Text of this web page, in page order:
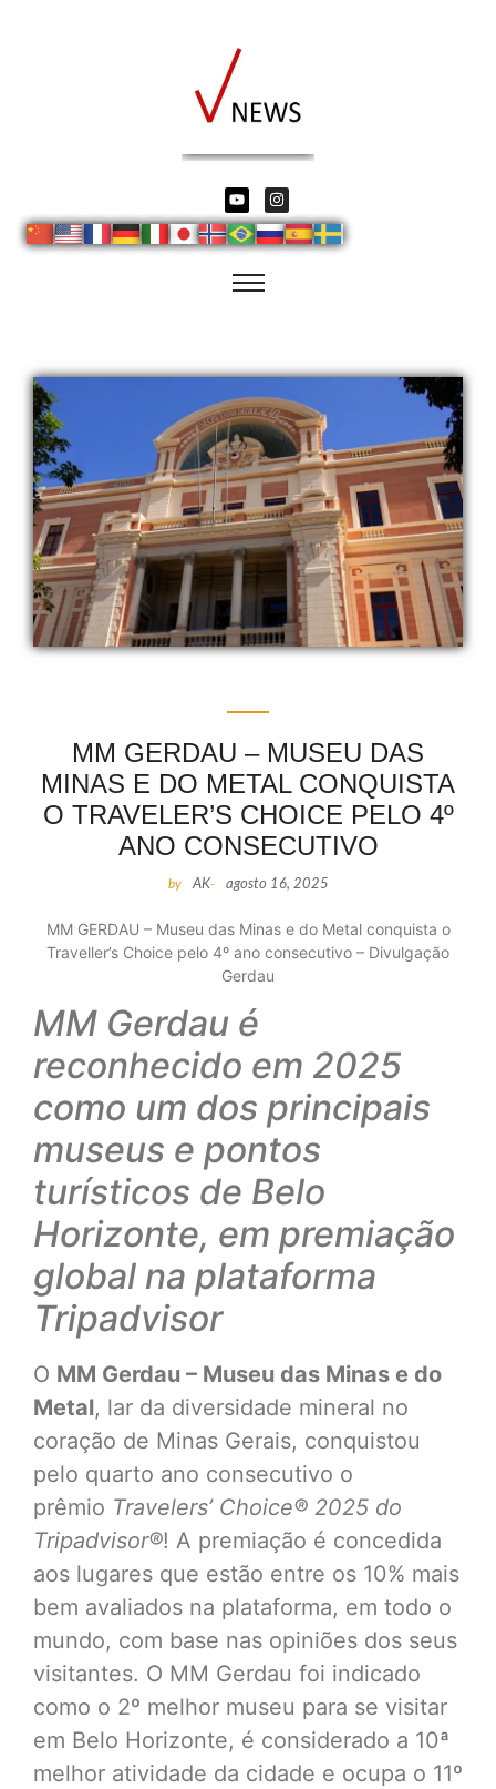
MM GERDAU – MUSEU DAS
MINAS E DO METAL CONQUISTA
O TRAVELER’S CHOICE PELO 4º
ANO CONSECUTIVO
by AK- agosto 16, 2025
MM GERDAU – Museu das Minas e do Metal conquista o
Traveller’s Choice pelo 4º ano consecutivo – Divulgação
Gerdau
MM Gerdau é
reconhecido em 2025
como um dos principais
museus e pontos
turísticos de Belo
Horizonte, em premiação
global na plataforma
Tripadvisor
O MM Gerdau – Museu das Minas e do
Metal, lar da diversidade mineral no
coração de Minas Gerais, conquistou
pelo quarto ano consecutivo o
prêmio Travelers’ Choice® 2025 do
Tripadvisor®! A premiação é concedida
aos lugares que estão entre os 10% mais
bem avaliados na plataforma, em todo o
mundo, com base nas opiniões dos seus
visitantes. O MM Gerdau foi indicado
como o 2º melhor museu para se visitar
em Belo Horizonte, é considerado a 10ª
melhor atividade da cidade e ocupa o 11º